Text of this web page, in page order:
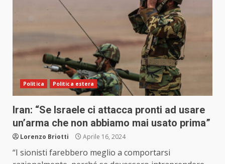
Politica Politica estera
Iran: “Se Israele ci attacca pronti ad usare
un’arma che non abbiamo mai usato prima”
Lorenzo Briotti Aprile 16, 2024
“I sionisti farebbero meglio a comportarsi